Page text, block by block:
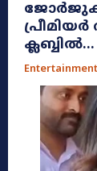
ക്ലബ്ബിൽ...
Entertainment